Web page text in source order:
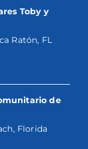
Toby y
Ratón, FL
de
Florida